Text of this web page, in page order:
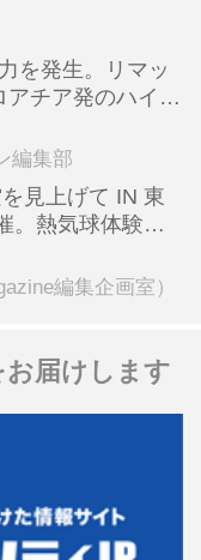
を発生。リマッ
アチア発のハイパ
編集部
見上げて IN 東
。熱気球体験搭
編集企画室）
届けします